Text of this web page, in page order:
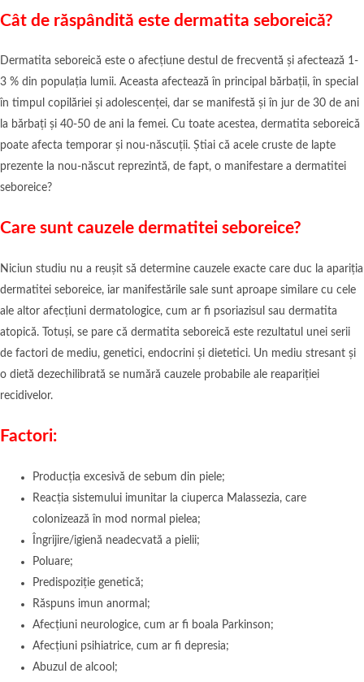
Cât de răspândită este dermatita seboreică?
Dermatita seboreică este o afecțiune destul de frecventă și afectează 1-
3 % din populația lumii. Aceasta afectează în principal bărbații, în special
în timpul copilăriei și adolescenței, dar se manifestă și în jur de 30 de ani
la bărbați și 40-50 de ani la femei. Cu toate acestea, dermatita seboreică
poate afecta temporar și nou-născuții. Știai că acele cruste de lapte
prezente la nou-născut reprezintă, de fapt, o manifestare a dermatitei
seboreice?
Care sunt cauzele dermatitei seboreice?
Niciun studiu nu a reușit să determine cauzele exacte care duc la apariția
dermatitei seboreice, iar manifestările sale sunt aproape similare cu cele
ale altor afecțiuni dermatologice, cum ar fi psoriazisul sau dermatita
atopică. Totuși, se pare că dermatita seboreică este rezultatul unei serii
de factori de mediu, genetici, endocrini și dietetici. Un mediu stresant și
o dietă dezechilibrată se numără cauzele probabile ale reapariției
recidivelor.
Factori:
Producția excesivă de sebum din piele;
Reacția sistemului imunitar la ciuperca Malassezia, care
colonizează în mod normal pielea;
Îngrijire/igienă neadecvată a pielii;
Poluare;
Predispoziție genetică;
Răspuns imun anormal;
Afecțiuni neurologice, cum ar fi boala Parkinson;
Afecțiuni psihiatrice, cum ar fi depresia;
Abuzul de alcool;